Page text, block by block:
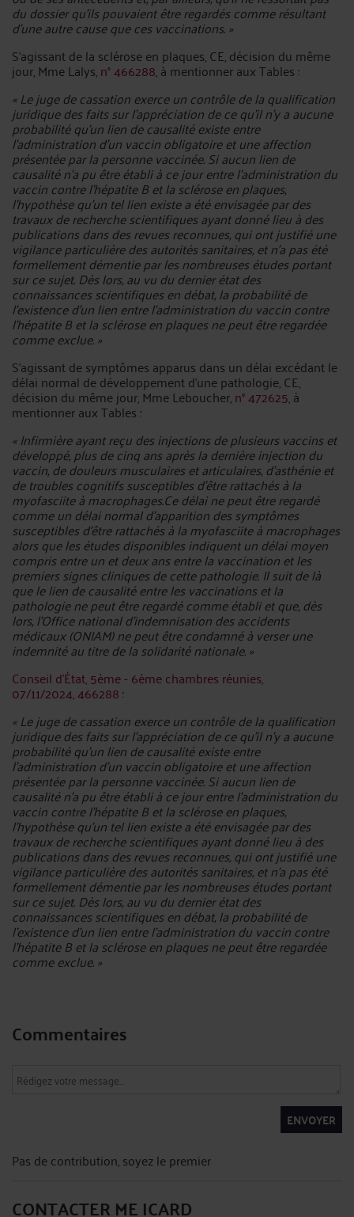
du dossier qu'ils pouvaient être regardés comme résultant
d'une autre cause que ces vaccinations. »
S’agissant de la sclérose en plaques, CE, décision du même
jour, Mme Lalys,n° 466288, à mentionner aux Tables :
« Le juge de cassation exerce un contrôle de la qualification
juridique des faits sur l’appréciation de ce qu’il n’y a aucune
probabilité qu'un lien de causalité existe entre
l'administration d’un vaccin obligatoire et une affection
présentée par la personne vaccinée. Si aucun lien de
causalité n’a pu être établi à ce jour entre l’administration du
vaccin contre l’hépatite B et la sclérose en plaques,
l’hypothèse qu’un tel lien existe a été envisagée par des
travaux de recherche scientifiques ayant donné lieu à des
publications dans des revues reconnues, qui ont justifié une
vigilance particulière des autorités sanitaires, et n’a pas été
formellement démentie par les nombreuses études portant
sur ce sujet. Dès lors, au vu du dernier état des
connaissances scientifiques en débat, la probabilité de
l’existence d’un lien entre l’administration du vaccin contre
l’hépatite B et la sclérose en plaques ne peut être regardée
comme exclue. »
S’agissant de symptômes apparus dans un délai excédant le
délai normal de développement d’une pathologie, CE,
décision du même jour, Mme Leboucher,n° 472625, à
mentionner aux Tables :
« Infirmière ayant reçu des injections de plusieurs vaccins et
développé, plus de cinq ans après la dernière injection du
vaccin, de douleurs musculaires et articulaires, d’asthénie et
de troubles cognitifs susceptibles d’être rattachés à la
myofasciite à macrophages.Ce délai ne peut être regardé
comme un délai normal d’apparition des symptômes
susceptibles d’être rattachés à la myofasciite à macrophages
alors que les études disponibles indiquent un délai moyen
compris entre un et deux ans entre la vaccination et les
premiers signes cliniques de cette pathologie. Il suit de là
que le lien de causalité entre les vaccinations et la
pathologie ne peut être regardé comme établi et que, dès
lors, l’Office national d’indemnisation des accidents
médicaux (ONIAM) ne peut être condamné à verser une
indemnité au titre de la solidarité nationale. »
Conseil d'État, 5ème - 6ème chambres réunies,
07/11/2024, 466288:
« Le juge de cassation exerce un contrôle de la qualification
juridique des faits sur l’appréciation de ce qu’il n’y a aucune
probabilité qu'un lien de causalité existe entre
l'administration d’un vaccin obligatoire et une affection
présentée par la personne vaccinée. Si aucun lien de
causalité n’a pu être établi à ce jour entre l’administration du
vaccin contre l’hépatite B et la sclérose en plaques,
l’hypothèse qu’un tel lien existe a été envisagée par des
travaux de recherche scientifiques ayant donné lieu à des
publications dans des revues reconnues, qui ont justifié une
vigilance particulière des autorités sanitaires, et n’a pas été
formellement démentie par les nombreuses études portant
sur ce sujet. Dès lors, au vu du dernier état des
connaissances scientifiques en débat, la probabilité de
l’existence d’un lien entre l’administration du vaccin contre
l’hépatite B et la sclérose en plaques ne peut être regardée
comme exclue. »
Commentaires
ENVOYER
Pas de contribution, soyez le premier
CONTACTER ME ICARD